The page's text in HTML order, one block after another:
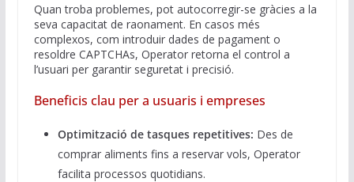
Quan troba problemes, pot autocorregir-se gràcies a la
seva capacitat de raonament. En casos més
complexos, com introduir dades de pagament o
resoldre CAPTCHAs, Operator retorna el control a
l’usuari per garantir seguretat i precisió.
Beneficis clau per a usuaris i empreses
Optimització de tasques repetitives: Des de
comprar aliments fins a reservar vols, Operator
facilita processos quotidians.